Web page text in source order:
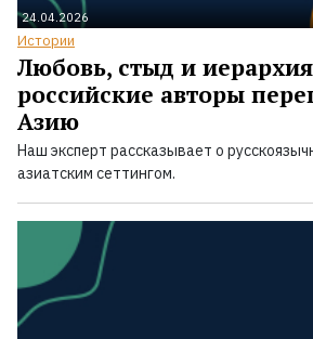
24.04.2026
Истории
Любовь, стыд и
российские авторы
Азию
Наш эксперт рассказывает о
азиатским сеттингом.